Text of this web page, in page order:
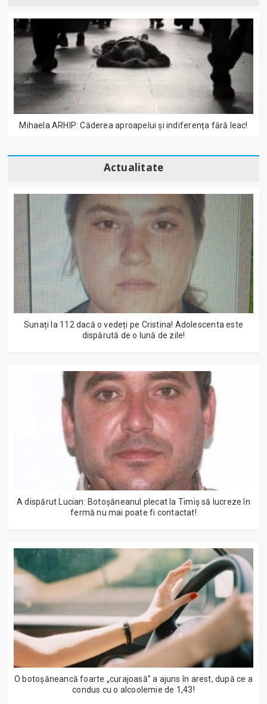
Mihaela ARHIP: Căderea aproapelui și indiferența fără leac!
Actualitate
Sunați la 112 dacă o vedeți pe Cristina! Adolescenta este
dispărută de o lună de zile!
A dispărut Lucian: Botoșăneanul plecat la Timiș să lucreze în
fermă nu mai poate fi contactat!
O botoșăneancă foarte „curajoasă” a ajuns în arest, după ce a
condus cu o alcoolemie de 1,43!